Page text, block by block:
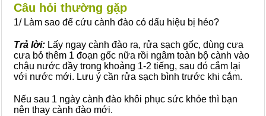
Câu hỏi thường gặp
1/ Làm sao để cứu cành đào có dấu hiệu bị héo?
Trả lời: Lấy ngay cành đào ra, rửa sạch gốc, dùng cưa
cưa bỏ thêm 1 đoạn gốc nữa rồi ngâm toàn bộ cành vào
chậu nước đầy trong khoảng 1-2 tiếng, sau đó cắm lại
với nước mới. Lưu ý cần rửa sạch bình trước khi cắm.
Nếu sau 1 ngày cành đào khôi phục sức khỏe thì bạn
nên thay cành đào mới.